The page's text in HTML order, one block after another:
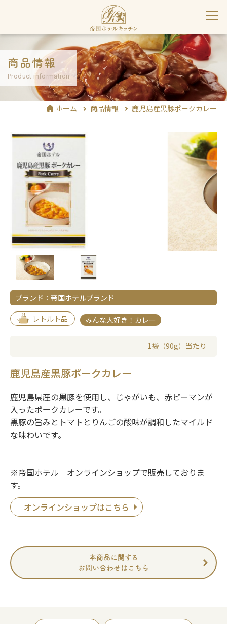
商品情報
Product information
ホーム 商品情報 鹿児島産黒豚ポークカレー
ブランド：帝国ホテルブランド
レトルト品 みんな大好き！カレー
1袋（90g）当たり
鹿児島産黒豚ポークカレー
鹿児島県産の黒豚を使用し、じゃがいも、赤ピーマンが
入ったポークカレーです。
黒豚の旨みとトマトとりんごの酸味が調和したマイルド
な味わいです。
※帝国ホテル オンラインショップで販売しておりま
す。
オンラインショップはこちら
本商品に関する
お問い合わせはこちら